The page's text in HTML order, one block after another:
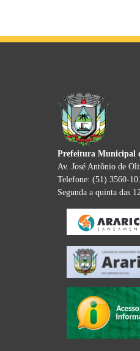
Prefeitura Municipal
Av. José Antônio de
Telefone: (51) 3560-
Segunda a quinta das